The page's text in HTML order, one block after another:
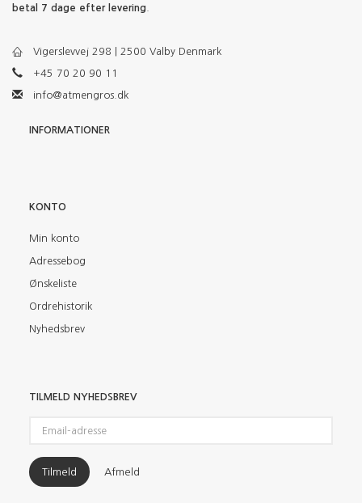
betal 7 dage efter levering
Vigerslevvej 298 | 2500 Valby Denmark
+45 70 20 90 11
info@atmengros.dk
INFORMATIONER
KONTO
Min konto
Adressebog
Ønskeliste
Ordrehistorik
Nyhedsbrev
TILMELD NYHEDSBREV
adresse
Tilmeld Afmeld